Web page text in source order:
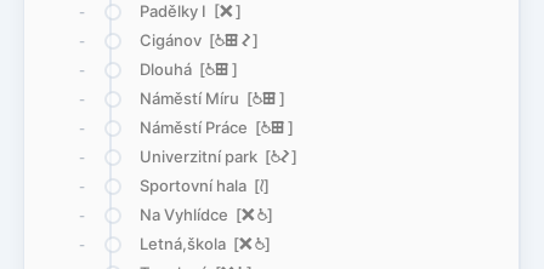
- Padělky I [ë]
- Cigánov [@æó]
- Dlouhá [@æ]
- Náměstí Míru [@æ]
- Náměstí Práce [@æ]
- Univerzitní park [@ó]
- Sportovní hala [<]
- Na Vyhlídce [ë@]
- Letná,škola [ë@]